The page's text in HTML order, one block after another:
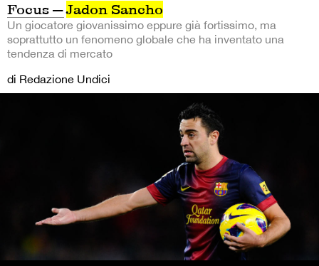
Focus —Jadon Sancho
Un giocatore giovanissimo eppure già fortissimo, ma
soprattutto un fenomeno globale che ha inventato una
tendenza di mercato
di Redazione Undici